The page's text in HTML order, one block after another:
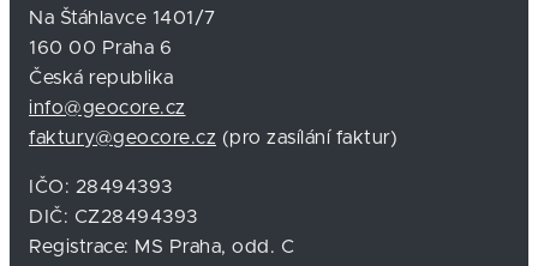
Na Štáhlavce 1401/7
160 00 Praha 6
Česká republika
info@geocore.cz
faktury@geocore.cz (pro zasílání faktur)
IČO: 28494393
DIČ: CZ28494393
Registrace: MS Praha, odd. C